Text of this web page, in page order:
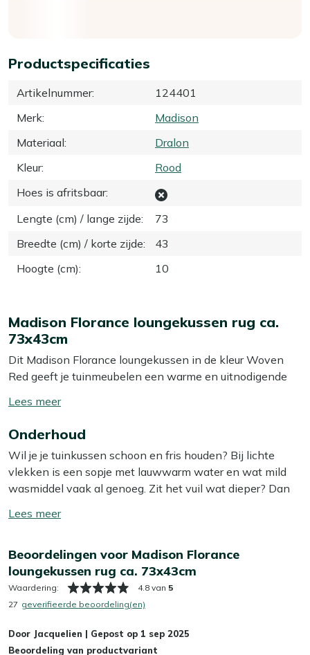
Productspecificaties
Artikelnummer:
124401
Merk:
Madison
Materiaal:
Dralon
Kleur:
Rood
Hoes is afritsbaar:
Lengte (cm) / lange zijde:
73
Breedte (cm) / korte zijde:
43
Hoogte (cm): 10
Madison Florance loungekussen rug ca.
73x43cm
Dit Madison Florance loungekussen in de kleur Woven
Red geeft je tuinmeubelen een warme en uitnodigende
rugleuningen van loungebanken en biedt extra comfort
kussen ervoor dat je heerlijk kunt ontspannen, zelfs
tijdens lange zomerdagen. Dankzij de handige
afmetingen past het kussen perfect op de meeste
loungebanken. Voeg dit kussen toe aan je tuinset voor
een gezellige en comfortabele sfeer.
Bekijk meer Loungekussens
Toon/verberg
meer
Onderhoud
Wil je je tuinkussen schoon en fris houden? Bij lichte
vlekken is een sopje met lauwwarm water en wat mild
wasmiddel vaak al genoeg. Zit het vuil wat dieper? Dan
hardnekkige vlekken los te krijgen zonder de stof aan te
schaduw laat opdrogen, zo voorkom je dat de kleur
terugloopt.
Wil je het jezelf nog makkelijker maken? Dan is het slim
Kees Smit Textiel & Rope beschermer. Deze maakt je
Toon/verberg
Beoordelingen voor Madison Florance
loungekussen rug ca. 73x43cm
Waardering: 4.8 van 5
27 geverifieerde beoordeling(en)
Door Jacquelien | Gepost op 1 sep 2025
Beoordeling van productvariant